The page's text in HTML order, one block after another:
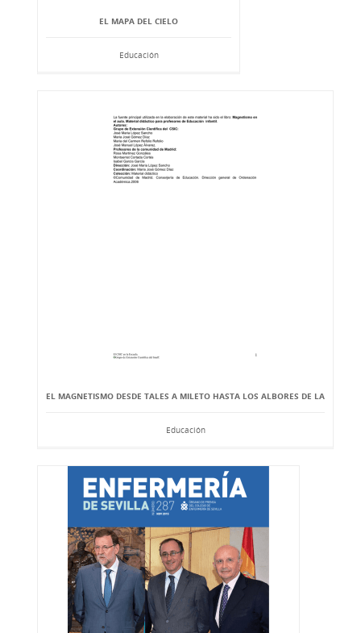
EL MAPA DEL CIELO
Educación
EL MAGNETISMO DESDE TALES A MILETO HASTA LOS ALBORES DE LA
Educación